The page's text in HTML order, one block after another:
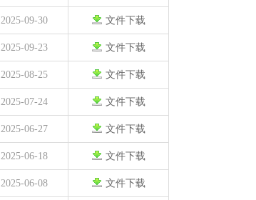
2025-09-30 文件下载
2025-09-23 文件下载
2025-08-25 文件下载
2025-07-24 文件下载
2025-06-27 文件下载
2025-06-18 文件下载
2025-06-08 文件下载